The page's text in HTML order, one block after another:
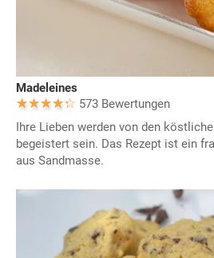
Madeleines
573 Bewertungen
Ihre Lieben werden von den
begeistert sein. Das Rezept ist ein
aus Sandmasse.